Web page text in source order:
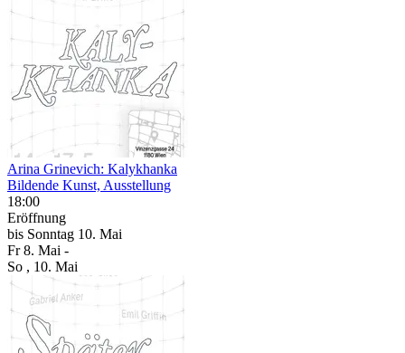
Arina Grinevich: Kalykhanka
Bildende Kunst, Ausstellung
18:00
Eröffnung
bis Sonntag 10. Mai
Fr8. Mai -
So , 10. Mai